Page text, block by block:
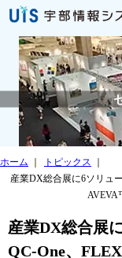
ホーム トピックス
産業DX総合展に6ソリュ
産業DX総合展
QC-One、